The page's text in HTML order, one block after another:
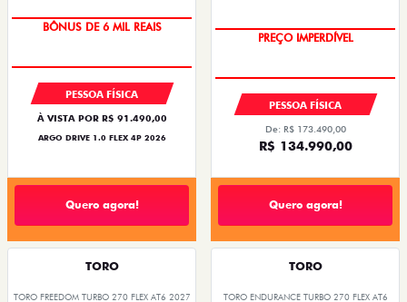
BÔNUS DE 6 MIL REAIS
PESSOA FÍSICA
À VISTA POR R$ 91.490,00
ARGO DRIVE 1.0 FLEX 4P 2026
Quero agora!
PREÇO IMPERDÍVEL
PESSOA FÍSICA
De: R$ 173.490,00
R$ 134.990,00
Quero agora!
TORO
TORO FREEDOM TURBO 270 FLEX AT6 2027
TORO
TORO ENDURANCE TURBO 270 FLEX AT6